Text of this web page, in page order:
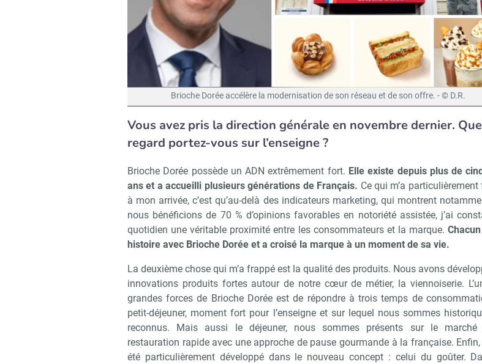
Brioche Dorée accélère la modernisation de son réseau et de son offre. - © D.R.
Vous avez pris la direction générale en novembre dernier.
regard portez-vous sur l’enseigne ?
Brioche Dorée possède un ADN extrêmement fort. Elle existe depuis plus de
ans et a accueilli plusieurs générations de Français. Ce qui m’a particulièrement
à mon arrivée, c’est qu’au-delà des indicateurs marketing, qui montrent
nous bénéficions de 70 % d’opinions favorables en notoriété assistée, j’ai
quotidien une véritable proximité entre les consommateurs et la marque.
histoire avec Brioche Dorée et a croisé la marque à un moment de sa vie.
La deuxième chose qui m’a frappé est la qualité des produits. Nous avons
innovations produits fortes autour de notre cœur de métier, la viennoiserie.
grandes forces de Brioche Dorée est de répondre à trois temps de
petit-déjeuner, moment fort pour l’enseigne et sur lequel nous sommes
reconnus. Mais aussi le déjeuner, nous sommes présents sur le
restauration rapide avec une approche de pause gourmande à la française.
été particulièrement développé dans le nouveau concept : celui du goûter.